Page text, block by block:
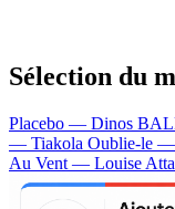
Sélection du
Placebo — Dinos
— Tiakola Oublie-le
Au Vent — Louise